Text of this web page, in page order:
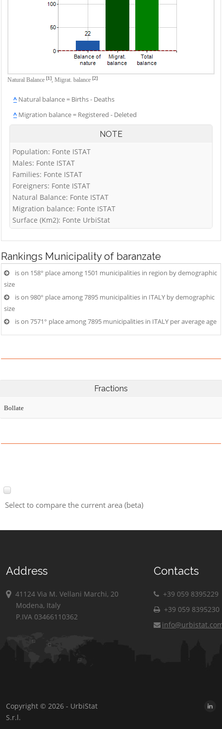
Natural Balance [1], Migrat. balance [2]
^ Natural balance = Births - Deaths
^ Migration balance = Registered - Deleted
NOTE
Population: Fonte ISTAT
Males: Fonte ISTAT
Families: Fonte ISTAT
Foreigners: Fonte ISTAT
Natural Balance: Fonte ISTAT
Migration balance: Fonte ISTAT
Surface (Km2): Fonte UrbiStat
Rankings Municipality of baranzate
is on 158° place among 1501 municipalities in region by demographic
size
is on 980° place among 7895 municipalities in ITALY by demographic
size
is on 7571° place among 7895 municipalities in ITALY per average age
Fractions
Bollate
Select to compare the current area (beta)
Address
41124 Via M. Vellani Marchi, 20
Modena, Italy
P.IVA 03466110362
Contacts
+39 059 8395229
+39 059 8395230
Copyright © 2026 - UrbiStat
S.r.l.